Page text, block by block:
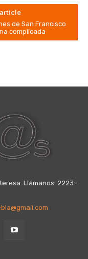
de San Francisco
complicada
Llámanos: 2223-